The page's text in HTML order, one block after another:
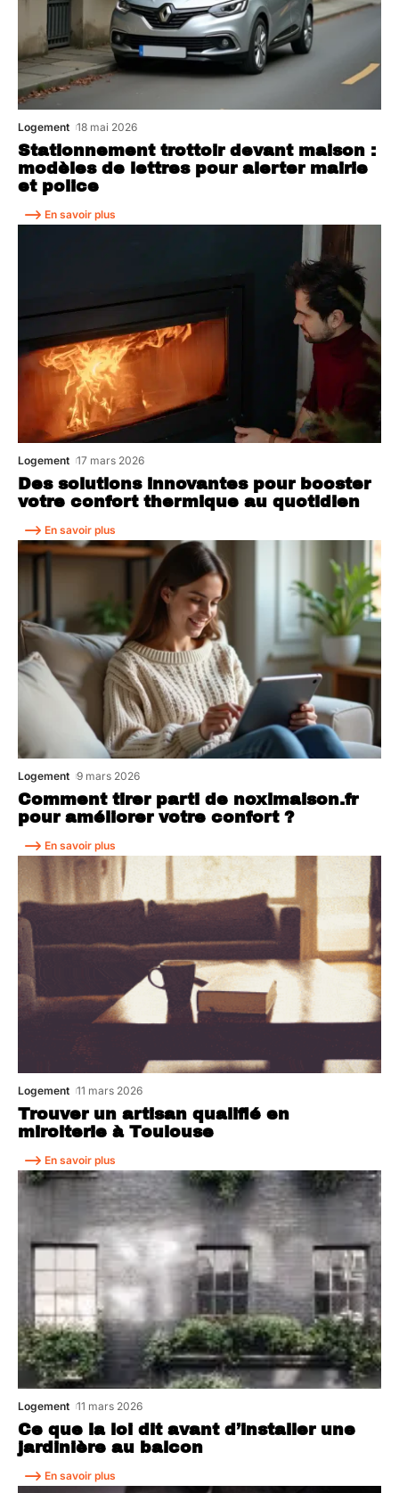
Stationnement trottoir devant maison :
modèles de lettres pour alerter mairie
et police
Logement 18 mai 2026
En savoir plus
Des solutions innovantes pour booster
votre confort thermique au quotidien
Logement 17 mars 2026
En savoir plus
Comment tirer parti de noximaison.fr
pour améliorer votre confort ?
Logement 9 mars 2026
En savoir plus
Trouver un artisan qualifié en
miroiterie à Toulouse
Logement 11 mars 2026
En savoir plus
Ce que la loi dit avant d’installer une
jardinière au balcon
Logement 11 mars 2026
En savoir plus